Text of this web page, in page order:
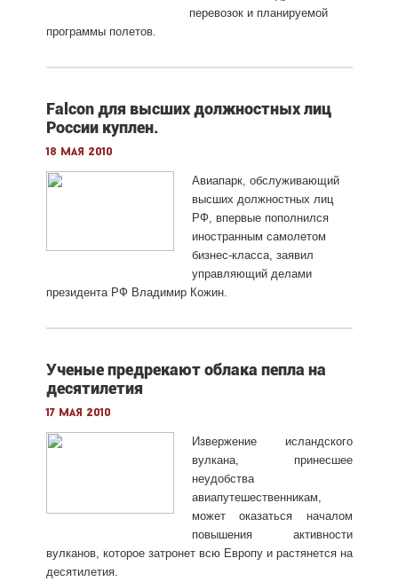
перевозок и планируемой
программы полетов.
Falcon для высших должностных лиц
России куплен.
18 мая 2010
Авиапарк, обслуживающий
высших должностных лиц
РФ, впервые пополнился
иностранным самолетом
бизнес-класса, заявил
управляющий делами
президента РФ Владимир Кожин.
Ученые предрекают облака пепла на
десятилетия
17 мая 2010
Извержение исландского
вулкана, принесшее
неудобства
авиапутешественникам,
может оказаться началом
повышения активности
вулканов, которое затронет всю Европу и растянется на
десятилетия.